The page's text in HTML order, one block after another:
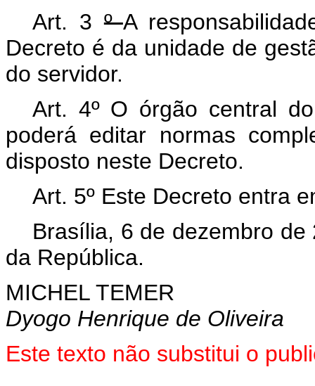
Art. 3ºA
Decreto é da unidade de
do servidor.
Art. 4º O órgão central
poderá editar normas
disposto neste Decreto.
Art. 5º Este Decreto entra
Brasília, 6 de dezembro de
da República.
MICHEL TEMER
Dyogo Henrique de Oliveira
Este texto não substitui o